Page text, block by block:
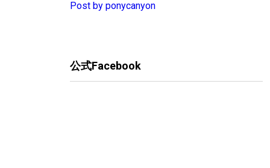
Post by ponycanyon
公式Facebook